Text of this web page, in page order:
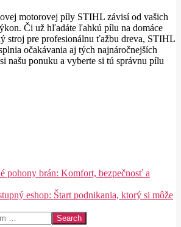
motorovej píly STIHL závisí od vašich
Či už hľadáte ľahkú pílu na domáce
stroj pre profesionálnu ťažbu dreva, STIHL
očakávania aj tých najnáročnejších
našu ponuku a vyberte si tú správnu pílu
pohony brán: Komfort, bezpečnosť a
eshop: Štart podnikania, ktorý si môže